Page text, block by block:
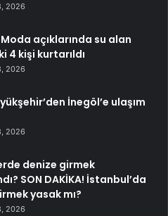
2026
açıklarında su alan
4 kişi kurtarıldı
2026
İnegöl’e ulaşım
2026
denize girmek
SON DAKİKA! İstanbul’da
yasak mı?
2026